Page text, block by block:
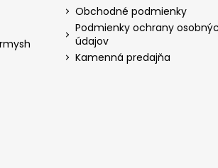
Obchodné podmienky
Podmienky ochrany
údajov
Kamenná predajňa